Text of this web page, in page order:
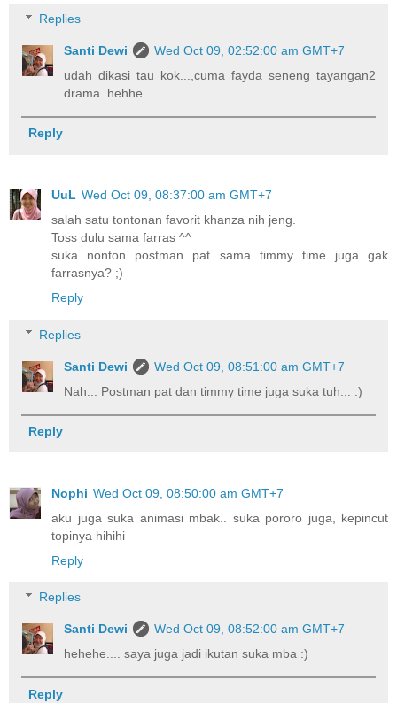
Replies
Santi Dewi
Wed Oct 09, 02:52:00 am GMT+7
udah dikasi tau kok...,cuma fayda seneng tayangan2
drama..hehhe
Reply
UuL Wed Oct 09, 08:37:00 am GMT+7
salah satu tontonan favorit khanza nih jeng.
Toss dulu sama farras ^^
suka nonton postman pat sama timmy time juga gak
farrasnya? ;)
Reply
Replies
Santi Dewi
Wed Oct 09, 08:51:00 am GMT+7
Nah... Postman pat dan timmy time juga suka tuh... :)
Reply
Nophi Wed Oct 09, 08:50:00 am GMT+7
aku juga suka animasi mbak.. suka pororo juga, kepincut
topinya hihihi
Reply
Replies
Santi Dewi
Wed Oct 09, 08:52:00 am GMT+7
hehehe.... saya juga jadi ikutan suka mba :)
Reply